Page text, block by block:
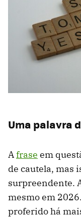
Uma palavra
Afrase em
de cautela, mas
surpreendente.
mesmo em
proferido há